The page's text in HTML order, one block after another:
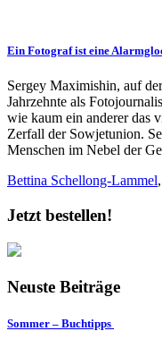
Ein Fotograf ist eine
Sergey Maximishin, auf
Jahrzehnte als
wie kaum ein anderer das
Zerfall der Sowjetunion.
Menschen im Nebel der
Bettina Schellong-Lammel,
Jetzt bestellen!
Neuste Beiträge
Sommer – Buchtipps